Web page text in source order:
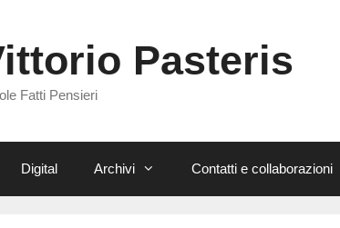
Pasteris
Fatti Pensieri
Digital Archivi Contatti e collaborazioni